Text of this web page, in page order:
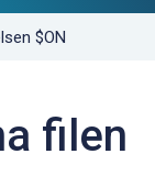
$ON
filen